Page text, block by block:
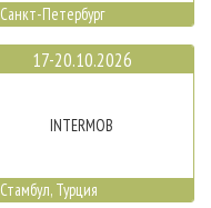
Санкт-Петербург
17-20.10.2026
INTERMOB
Стамбул, Турция